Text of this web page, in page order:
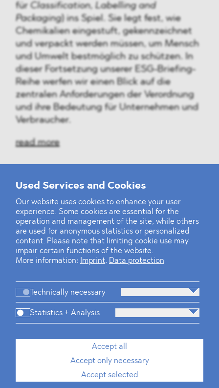
Used Services and Cookies
Our website uses cookies to enhance your user
experience. Some cookies are essential for the
operation and management of the site, while others
are used for anonymous statistics or personalized
content. Please note that limiting cookie use may
impair certain functions of the website.
More information:
Imprint, Data protection
Technically necessary
Statistics + Analysis
Accept all
Accept only necessary
Accept selected
für Classification, Labelling and
Packaging ins Spiel. Sie legt fest, wie
Chemikalien eingestuft, gekennzeichnet
und verpackt werden müssen, um Mensch
und Umwelt bestmöglich zu schützen. In
dieser Fortsetzung unserer ESG-Briefing-
Reihe werfen wir einen Blick auf die
zentralen Anforderungen der Verordnung
und ihre Bedeutung für Unternehmen und
Verbraucher.
read more
‹123 4567›
Firm Practices Team Industries
Dawn Raids Career Locations